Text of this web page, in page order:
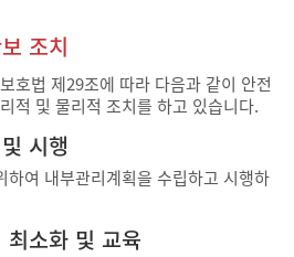
조치
호법 제29조에 따라 다음과 같이 안전
적 및 물리적 조치를 하고 있습니다.
시행
하여 내부관리계획을 수립하고 시행하
최소화 및 교육